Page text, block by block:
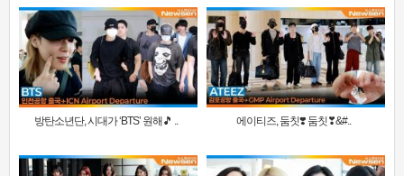
방탄소년단, 시대가 ‘BTS’ 원해🎵 .. 에이티즈, 둠칫❣️ 둠칫❣&#..